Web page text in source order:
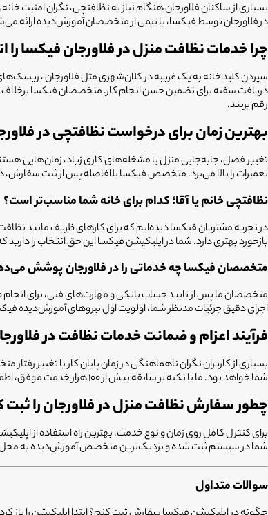
بسیاری از ساکنانفلاورجانهنگام نیاز به نظافتچی، نگران امنیت
درفلاورجانتوسط فیکسا، با تیمی از متخصصان آموزش‌دیده ارائه
چرا خدمات نظافت منزل در فلاورجان فیکسا را
سپردن کلید خانه به یک غریبه در کلان‌شهری مثلفلاورجان،
دریافت سفته برای تضمین حسن انجام کار. متخصصان فیکسا برخلاف
رقم بزنند.
بهترین زمان برای درخواست نظافتچی در
تغییر فصل، جابه‌جایی منزل یا مشغله‌های کاری زیاد، زمان‌هایی
تعمیرات را بالا می‌برد. متخصص فیکسا بلافاصله پس از ثبت
نظافتچی خانم یا آقا؛ کدام برای خانه شما مناسب‌تر است؟
در تجربه مشتریان فیکسا دیده‌ایم که برای کارهای ظریف مانند
بازخورد بهتری دارد. شما در اپلیکیشن فیکسا این حق انتخاب را
متخصصان فیکسا چه خدماتی را در فلاورجان پوشش
متخصصان ما پس از تایید حساب بانکی و مهارت‌های فنی، برای
اجرای دقیق جزئیات مدنظر شما، اولویت اول نیروهای آموزش‌دیده
فرآیند اعزام و ضمانت خدمات نظافت در
بسیاری از کاربران نگران ناهماهنگی در زمان پایان کار یا تغییر
شما خواهد بود. ما با تکیه بر سابقه بیش از ۱۰۰ هزار خدمت موفق، اطمینان حاصل می‌کنیم که متخصص بدون غر زدن و با تمرکز کامل بر کیفیت، وظایف خود را به اتمام برساند.
چطور سفارش نظافت منزل در فلاورجان را ثبت
برای کنترل کامل روی زمان و نوع خدمت، بهترین راه استفاده از
شما در سیستم ثبت شده و نزدیک‌ترین متخصص آموزش‌دیده به محل
سوالات متداول